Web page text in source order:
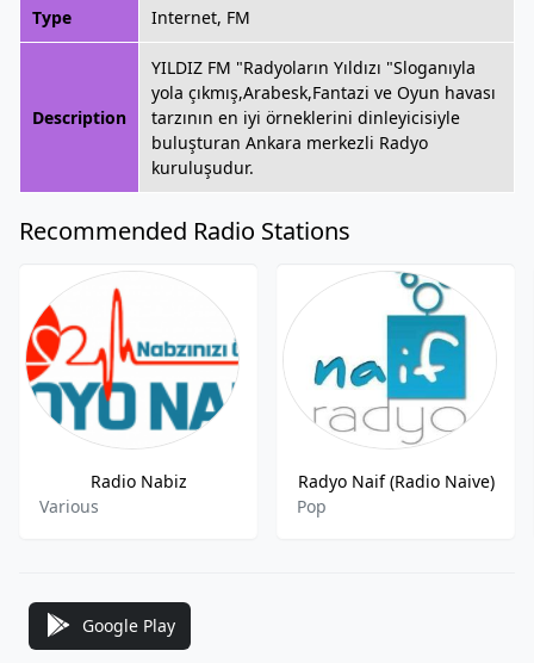
Type Internet, FM
Description
YILDIZ FM "Radyoların Yıldızı "Sloganıyla
yola çıkmış,Arabesk,Fantazi ve Oyun havası
tarzının en iyi örneklerini dinleyicisiyle
buluşturan Ankara merkezli Radyo
kuruluşudur.
Recommended Radio Stations
Radio Nabiz
Various
Radyo Naif (Radio Naive)
Pop
Google Play